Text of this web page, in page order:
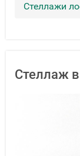
Стеллажи
Стеллаж